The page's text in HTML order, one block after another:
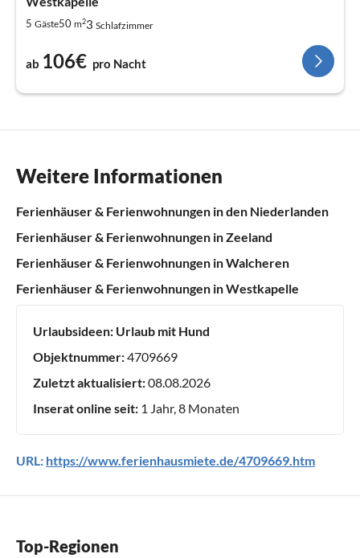
5 Gäste50 m23 Schlafzimmer
ab 106€ pro Nacht
Weitere Informationen
Ferienhäuser & Ferienwohnungen in den Niederlanden
Ferienhäuser & Ferienwohnungen in Zeeland
Ferienhäuser & Ferienwohnungen in Walcheren
Ferienhäuser & Ferienwohnungen in Westkapelle
Urlaubsideen: Urlaub mit Hund
Objektnummer:4709669
Zuletzt aktualisiert:08.08.2026
Inserat online seit: 1 Jahr, 8 Monaten
URL: https://www.ferienhausmiete.de/4709669.htm
Top-Regionen